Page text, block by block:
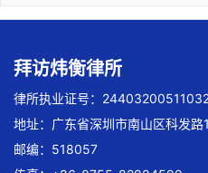
拜访炜衡律所
律所执业证号：
地址：广东省深圳市南山区科发
邮编：518057